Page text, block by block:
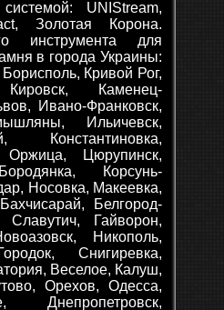
UNIStream,
Золотая Корона.
инструмента для
в города Украины:
Кривой Рог,
Каменец-
Ивано-Франковск,
Ильичевск,
Константиновка,
Цюрупинск,
Корсунь-
Носовка, Макеевка,
Белгород-
Славутич, Гайворон,
Никополь,
Снигиревка,
Веселое, Калуш,
Орехов, Одесса,
Днепропетровск,